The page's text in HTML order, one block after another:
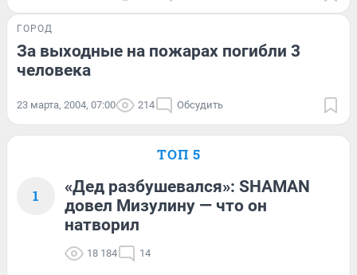
ГОРОД
За выходные на пожарах погибли 3
человека
23 марта, 2004, 07:00 214 Обсудить
ТОП 5
1
«Дед разбушевался»: SHAMAN
довел Мизулину — что он
натворил
18 184 14